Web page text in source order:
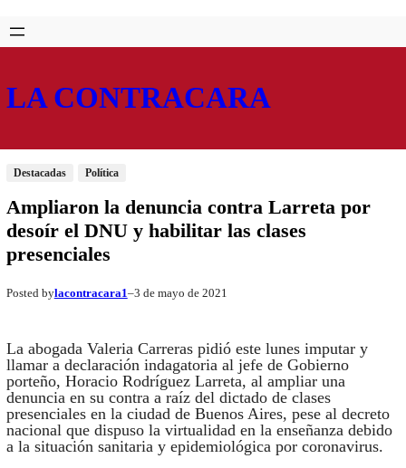
Saltar
al
Skip
to
LA CONTRACARA
Destacadas Política
Ampliaron la denuncia contra Larreta por
desoír el DNU y habilitar las clases
presenciales
Posted bylacontracara1–3 de mayo de 2021
La abogada Valeria Carreras pidió este lunes imputar y
llamar a declaración indagatoria al jefe de Gobierno
porteño, Horacio Rodríguez Larreta, al ampliar una
denuncia en su contra a raíz del dictado de clases
presenciales en la ciudad de Buenos Aires, pese al decreto
nacional que dispuso la virtualidad en la enseñanza debido
a la situación sanitaria y epidemiológica por coronavirus.